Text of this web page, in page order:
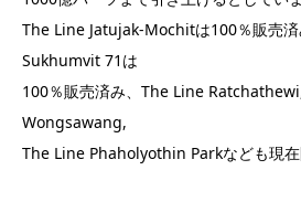
The Line Jatujak-Mochitは100％販売
Sukhumvit 71は
100％販売済み、The Line
Wongsawang,
The Line Phaholyothin Parkなども現在